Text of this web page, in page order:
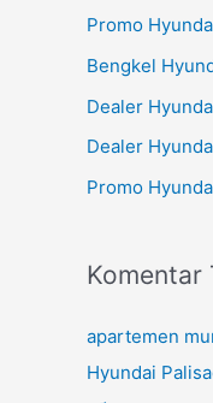
u
u
k
:
Promo
Bengkel
Dealer
Dealer
Promo
Komentar
apartemen
Hyundai